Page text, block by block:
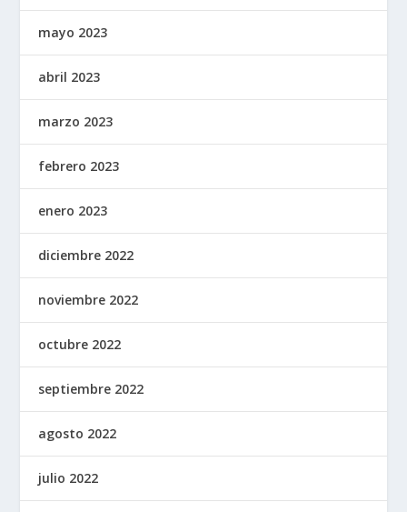
mayo 2023
abril 2023
marzo 2023
febrero 2023
enero 2023
diciembre 2022
noviembre 2022
octubre 2022
septiembre 2022
agosto 2022
julio 2022